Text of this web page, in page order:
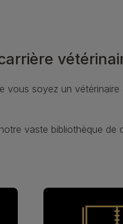
soyez un
vaste bibliothèque de